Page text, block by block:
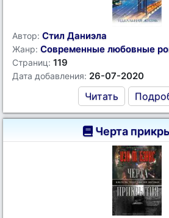
Автор: Стил Даниэла
Жанр: Современные любовные
Страниц: 119
Дата добавления: 26-07-2020
Читать
Черта